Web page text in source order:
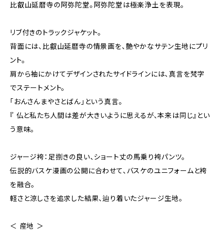
比叡山延暦寺の阿弥陀堂。阿弥陀堂は極楽浄土を表現。
リブ付きのトラックジャケット。
背面には、比叡山延暦寺の情景画を、艶やかなサテン生地にプリ
ント。
肩から袖にかけてデザインされたサイドラインには、真言を梵字
でステートメント。
「おんさんまやさとばん」という真言。
『 仏と私たち人間は差が大きいように思えるが、本来は同じ』とい
う意味。
ジャージ袴：足捌きの良い、ショート丈の馬乗り袴パンツ。
伝説的バスケ漫画の公開に合わせて、バスケのユニフォームと袴
を融合。
軽さと涼しさを追求した結果、辿り着いたジャージ生地。
＜ 産地 ＞